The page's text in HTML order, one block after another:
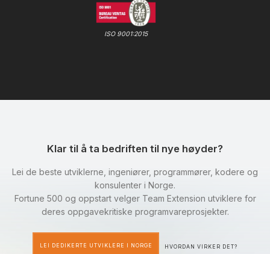
ISO 9001:2015
Klar til å ta bedriften til nye høyder?
Lei de beste utviklerne, ingeniører, programmører, kodere og
konsulenter i Norge.
Fortune 500 og oppstart velger Team Extension utviklere for
deres oppgavekritiske programvareprosjekter.
LEI DEDIKERTE UTVIKLERE I NORGE HVORDAN VIRKER DET?